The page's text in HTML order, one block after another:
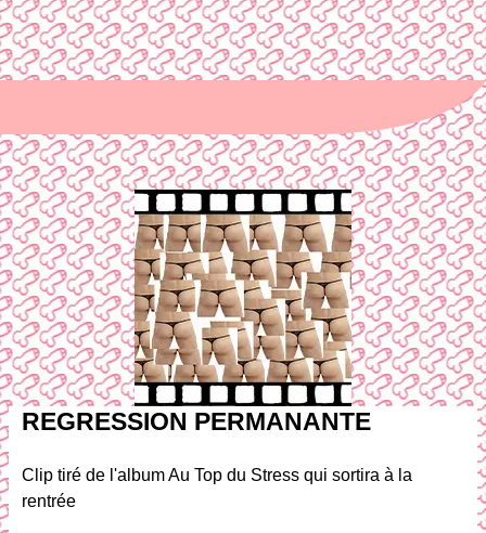
REGRESSION PERMANANTE
Clip tiré de l'album Au Top du Stress qui sortira à la
rentrée